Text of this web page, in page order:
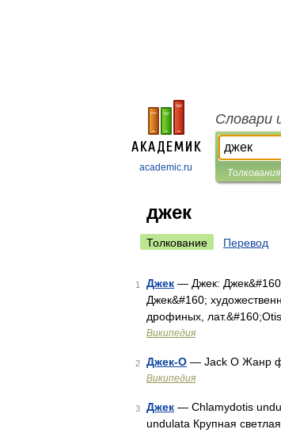
academic.ru
Словари
Толкования
джек
Толкование Перевод
1 Джек — Джек:
Джек&#160;
дрофиных,
Википедия
2 Джек-О — Jack O Жанр
Википедия
3 Джек — Chlamydotis
undulata Крупная